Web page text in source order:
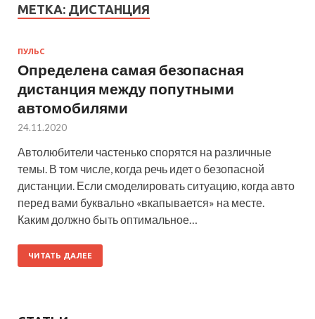
МЕТКА: ДИСТАНЦИЯ
ПУЛЬС
Определена самая безопасная
дистанция между попутными
автомобилями
24.11.2020
Автолюбители частенько спорятся на различные
темы. В том числе, когда речь идет о безопасной
дистанции. Если смоделировать ситуацию, когда авто
перед вами буквально «вкапывается» на месте.
Каким должно быть оптимальное…
ЧИТАТЬ ДАЛЕЕ